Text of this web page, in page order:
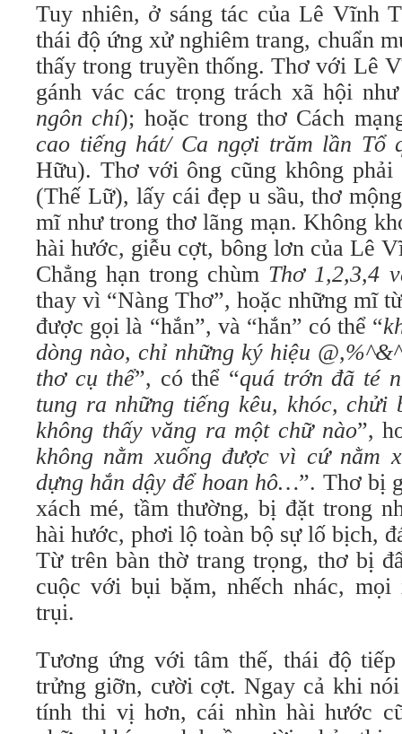
Tuy nhiên, ở sáng tác của Lê Vĩnh
thái độ ứng xử nghiêm trang, chuẩn
thấy trong truyền thống. Thơ với Lê
gánh vác các trọng trách xã hội
ngôn chí); hoặc trong thơ Cách
cao tiếng hát/ Ca ngợi trăm lần Tổ
Hữu). Thơ với ông cũng không phải
(Thế Lữ), lấy cái đẹp u sầu, thơ
mĩ như trong thơ lãng mạn. Không
hài hước, giễu cợt, bông lơn của Lê
Chẳng hạn trong chùm Thơ 1,2,3,4
thay vì “Nàng Thơ”, hoặc những mĩ
được gọi là “hắn”, và “hắn” có thể “
dòng nào, chỉ những ký hiệu
thơ cụ thể”, có thể “quá trớn đã té
tung ra những tiếng kêu, khóc,
không thấy văng ra một chữ nào”,
không nằm xuống được vì cứ nằm
dựng hắn dậy để hoan hô…”. Thơ bị
xách mé, tầm thường, bị đặt trong
hài hước, phơi lộ toàn bộ sự lố bịch,
Từ trên bàn thờ trang trọng, thơ bị
cuộc với bụi bặm, nhếch nhác,
trụi.
Tương ứng với tâm thế, thái độ
trửng giỡn, cười cợt. Ngay cả khi
tính thi vị hơn, cái nhìn hài hước